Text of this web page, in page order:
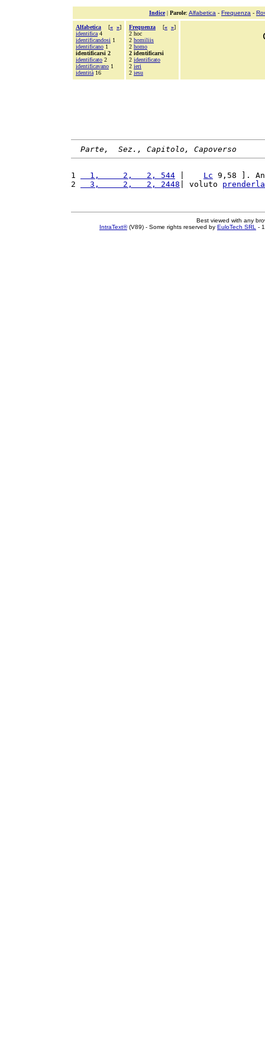
Indice| Parole: Alfabetica - Frequenza -
Alfabetica [« »]
identifica 4
identificandosi 1
identificano 1
identificarsi 2
identificato 2
identificavano 1
identità 16
Frequenza [« »]
2 hoc
2 homiliis
2 homo
2 identificarsi
2 identificato
2 ieri
2 iesu
Parte,  Sez., Capitolo, Capoverso
1
  1,     2,   2, 544
Lc 9,58 ].
2
  3,     2,   2, 2448
| voluto prenderla
Best viewed with any
IntraText®(V89) - Some rights reserved by EuloTech SRL -